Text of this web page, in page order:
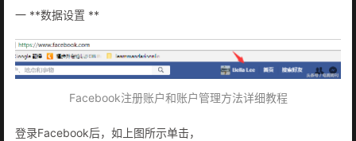
一 **数据设置 **
Facebook注册账户和账户管理方法详细教程
登录Facebook后，如上图所示单击，